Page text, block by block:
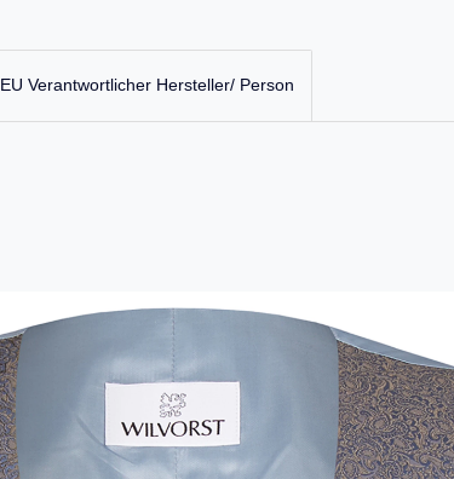
EU Verantwortlicher Hersteller/ Person